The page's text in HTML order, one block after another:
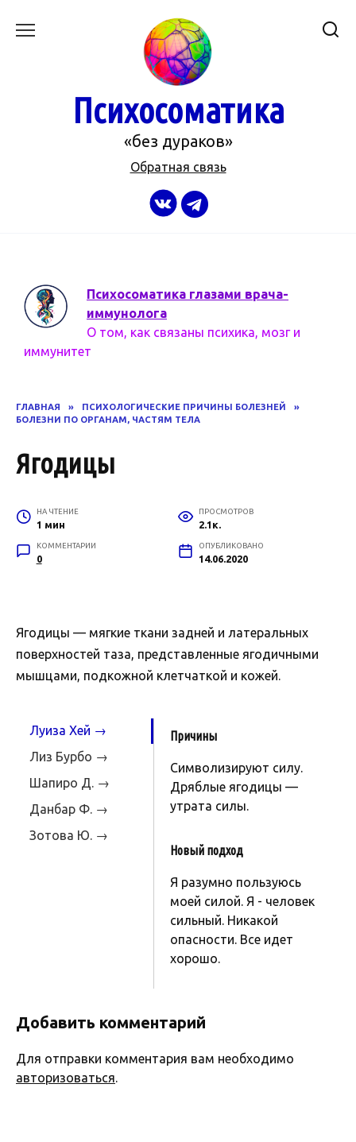
Психосоматика
«без дураков»
Обратная связь
Психосоматика глазами врача-
иммунолога
О том, как связаны психика, мозг и
иммунитет
ГЛАВНАЯ » ПСИХОЛОГИЧЕСКИЕ ПРИЧИНЫ БОЛЕЗНЕЙ
»
БОЛЕЗНИ ПО ОРГАНАМ, ЧАСТЯМ ТЕЛА
Ягодицы
НА ЧТЕНИЕ
1 мин
ПРОСМОТРОВ
2.1к.
КОММЕНТАРИИ
0
ОПУБЛИКОВАНО
14.06.2020
Ягодицы — мягкие ткани задней и латеральных
поверхностей таза, представленные ягодичными
мышцами, подкожной клетчаткой и кожей.
Луиза Хей →
Лиз Бурбо →
Шапиро Д. →
Данбар Ф. →
Зотова Ю. →
Причины
Символизируют силу.
Дряблые ягодицы —
утрата силы.
Новый подход
Я разумно пользуюсь
моей силой. Я - человек
сильный. Никакой
опасности. Все идет
хорошо.
Добавить комментарий
Для отправки комментария вам необходимо
авторизоваться.